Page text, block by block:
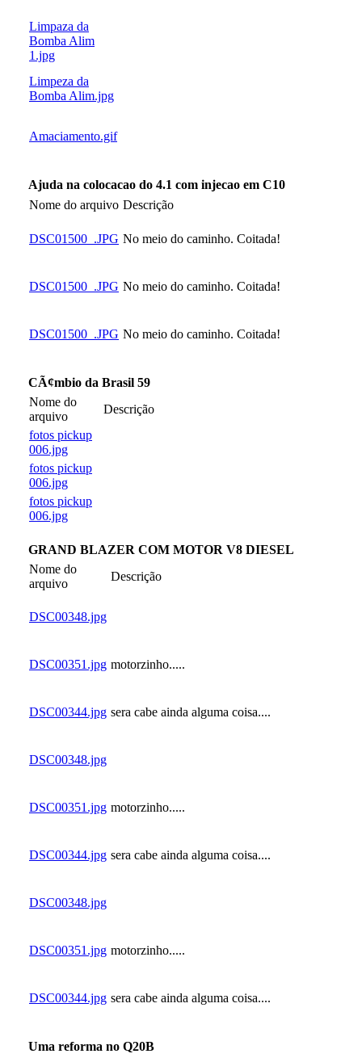
Limpaza da
Bomba Alim
1.jpg
Limpeza da
Bomba Alim.jpg
Amaciamento.gif
Ajuda na colocacao do 4.1 com injecao em C10
Nome do arquivo Descrição
DSC01500_.JPG No meio do caminho. Coitada!
DSC01500_.JPG No meio do caminho. Coitada!
DSC01500_.JPG No meio do caminho. Coitada!
CÃ¢mbio da Brasil 59
Nome do
arquivo
Descrição
fotos pickup
006.jpg
fotos pickup
006.jpg
fotos pickup
006.jpg
GRAND BLAZER COM MOTOR V8 DIESEL
Nome do
arquivo
Descrição
DSC00348.jpg
DSC00351.jpg motorzinho.....
DSC00344.jpg sera cabe ainda alguma coisa....
DSC00348.jpg
DSC00351.jpg motorzinho.....
DSC00344.jpg sera cabe ainda alguma coisa....
DSC00348.jpg
DSC00351.jpg motorzinho.....
DSC00344.jpg sera cabe ainda alguma coisa....
Uma reforma no Q20B